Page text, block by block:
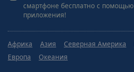
смартфоне бесплатно с помощью
приложения!
Африка Азия Северная Америка
Европа
Океания